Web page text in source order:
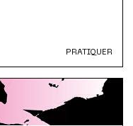
PRATIQUER